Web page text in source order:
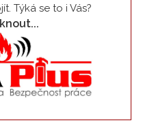
Týká se to i Vás?